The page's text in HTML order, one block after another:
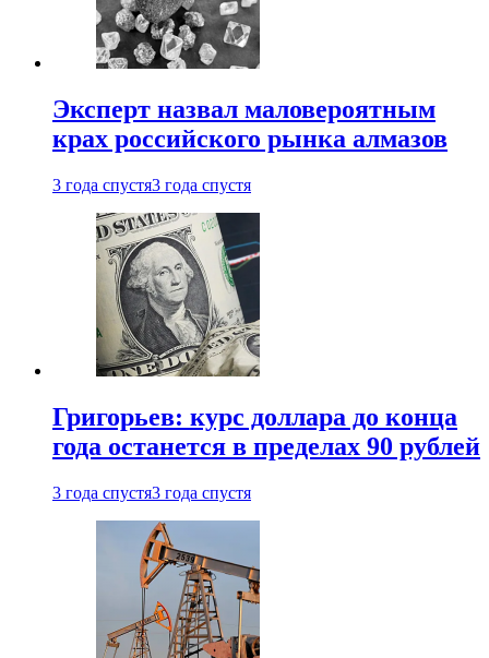
Эксперт назвал маловероятным
крах российского рынка алмазов
3 года спустя3 года спустя
Григорьев: курс доллара до конца
года останется в пределах 90 рублей
3 года спустя3 года спустя